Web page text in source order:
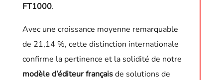
FT1000.
Avec une croissance moyenne remarquable
de 21,14 %, cette distinction internationale
confirme la pertinence et la solidité de notre
modèle d’éditeur françaisde solutions de